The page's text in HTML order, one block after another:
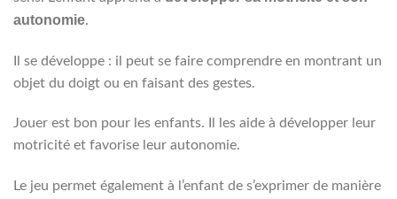
produit
autonomie.
Il se développe : il peut se faire comprendre en montrant un
objet du doigt ou en faisant des gestes.
Jouer est bon pour les enfants. Il les aide à développer leur
motricité et favorise leur autonomie.
Le jeu permet également à l’enfant de s’exprimer de manière